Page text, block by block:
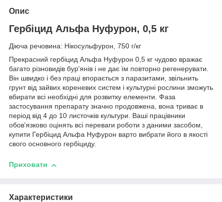
Опис
Гербіцид Альфа Нуфурон, 0,5 кг
Діюча речовина: Нікосульфурон, 750 г/кг
Прекрасний гербіцид Альфа Нуфурон 0,5 кг чудово вражає
багато різновидів бур'янів і не дає їм повторно регенерувати.
Він швидко і без праці впорається з паразитами, звільнить
грунт від зайвих кореневих систем і культурні рослини зможуть
вбирати всі необхідні для розвитку елементи. Фаза
застосування препарату значно продовжена, вона триває в
період від 4 до 10 листочків культури. Ваші працівники
обов'язково оцінять всі переваги роботи з даними засобом,
купити Гербіцид Альфа Нуфурон варто вибрати його в якості
свого основного гербіциду.
Приховати
Характеристики